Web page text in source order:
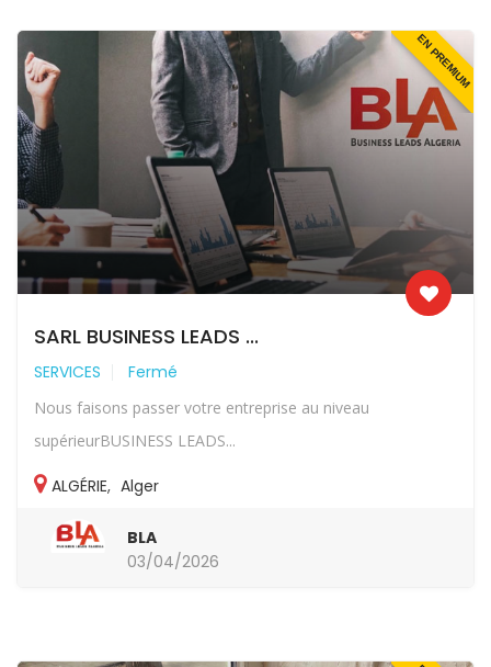
EN PREMIUM
SARL BUSINESS LEADS ...
SERVICES Fermé
Nous faisons passer votre entreprise au niveau
supérieurBUSINESS LEADS...
ALGÉRIE, Alger
BLA
03/04/2026